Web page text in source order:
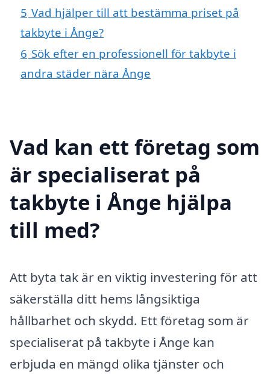
5 Vad hjälper till att bestämma priset på
takbyte i Ånge?
6 Sök efter en professionell för takbyte i
andra städer nära Ånge
Vad kan ett företag som
är specialiserat på
takbyte i Ånge hjälpa
till med?
Att byta tak är en viktig investering för att
säkerställa ditt hems långsiktiga
hållbarhet och skydd. Ett företag som är
specialiserat på takbyte i Ånge kan
erbjuda en mängd olika tjänster och